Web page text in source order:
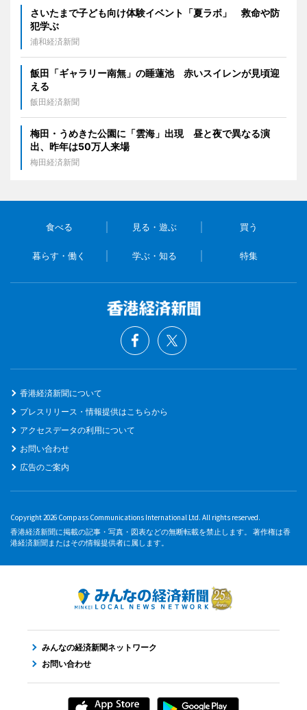
さいたまで子ども向け体験イベント「夏ラボ」 救命や防
犯学ぶ
浦和経済新聞
飯田「ギャラリー南無」の睡蓮池 赤いスイレンが見頃迎
える
飯田経済新聞
梅田・うめきた公園に「雲海」出現 昼と夜で異なる演
出、昨年は50万人来場
梅田経済新聞
食べる 見る・遊ぶ 買う
暮らす・働く 学ぶ・知る 特集
香港経済新聞について
プレスリリース・情報提供はこちらから
アクセスデータの利用について
お問い合わせ
広告のご案内
Copyright 2026 Compass Communications International Ltd. All rights reserved.
香港経済新聞に掲載の記事・写真・図表などの無断転載を禁止します。 著作権は香
港経済新聞またはその情報提供者に属します。
みんなの経済新聞ネットワーク
お問い合わせ